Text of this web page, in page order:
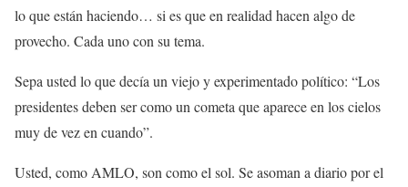
lo que están haciendo… si es que en realidad hacen algo de
provecho. Cada uno con su tema.
Sepa usted lo que decía un viejo y experimentado político: “Los
presidentes deben ser como un cometa que aparece en los cielos
muy de vez en cuando”.
Usted, como AMLO, son como el sol. Se asoman a diario por el